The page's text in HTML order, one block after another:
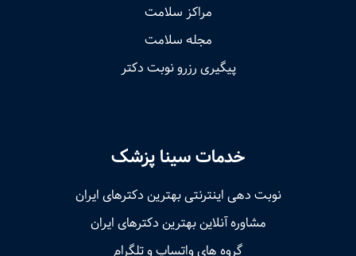
مراکز سلامت
مجله سلامت
پیگیری رزرو نوبت دکتر
خدمات سینا پزشک
نوبت‌ دهی اینترنتی بهترین دکترهای ایران
مشاوره آنلاین بهترین دکترهای ایران
گروه های واتساپ و تلگرام